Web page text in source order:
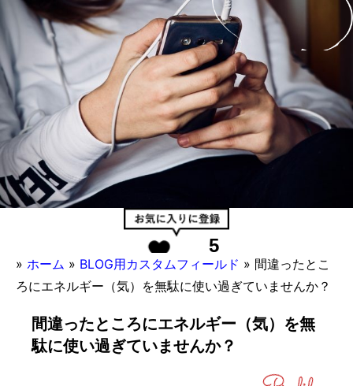
5
» ホーム » BLOG用カスタムフィールド » 間違ったとこ
ろにエネルギー（気）を無駄に使い過ぎていませんか？
間違ったところにエネルギー（気）を無
駄に使い過ぎていませんか？